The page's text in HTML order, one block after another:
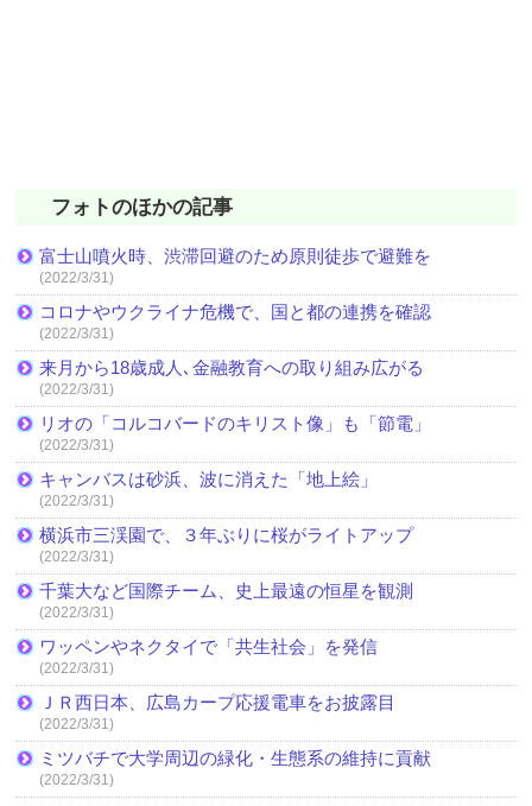
フォトのほかの記事
富士山噴火時、渋滞回避のため原則徒歩で避難を
(2022/3/31)
コロナやウクライナ危機で、国と都の連携を確認
(2022/3/31)
来月から18歳成人､金融教育への取り組み広がる
(2022/3/31)
リオの「コルコバードのキリスト像」も「節電」
(2022/3/31)
キャンバスは砂浜、波に消えた「地上絵」
(2022/3/31)
横浜市三渓園で、３年ぶりに桜がライトアップ
(2022/3/31)
千葉大など国際チーム、史上最遠の恒星を観測
(2022/3/31)
ワッペンやネクタイで「共生社会」を発信
(2022/3/31)
ＪＲ西日本、広島カープ応援電車をお披露目
(2022/3/31)
ミツバチで大学周辺の緑化・生態系の維持に貢献
(2022/3/31)